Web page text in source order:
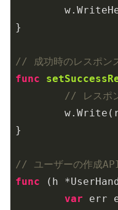
}
// 成功時のレスポン
func
// レスポ
}
// ユーザーの作成
func
(h
var err